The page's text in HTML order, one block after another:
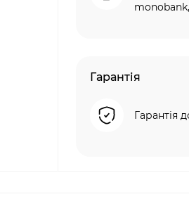
Гарантія
Гарантія